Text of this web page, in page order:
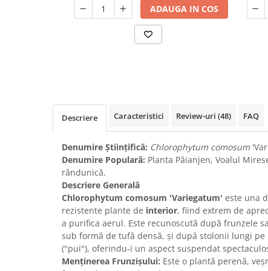
ADAUGA IN COS
Descriere Caracteristici Review-uri (48) FAQ
Denumire Științifică: Chlorophytum comosum
Denumire Populară: Planta Păianjen, Voalul
rândunică.
Descriere Generală
Chlorophytum comosum 'Variegatum' este una
rezistente plante de interior, fiind extrem de
a purifica aerul. Este recunoscută după frunzele
sub formă de tufă densă, și după stolonii lungi
("pui"), oferindu-i un aspect suspendat
Menținerea Frunzișului: Este o plantă perenă,